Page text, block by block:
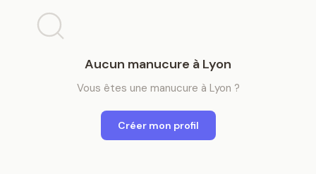
Aucun manucure à Lyon
Vous êtes une manucure à Lyon ?
Créer mon profil